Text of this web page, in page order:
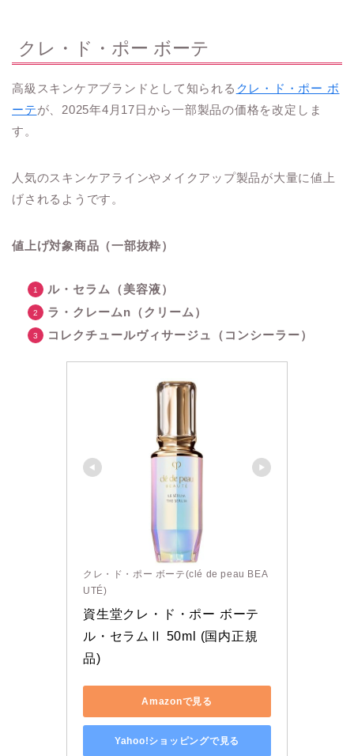
クレ・ド・ポー ボーテ
高級スキンケアブランドとして知られる クレ・ド・ポー ボ
ーテが、2025年4月17日から一部製品の価格を改定しま
す。
人気のスキンケアラインやメイクアップ製品が大量に値上
げされるようです。
値上げ対象商品 （一部抜粋）
ル・セラム（美容液）
ラ・クレームn（クリーム）
コレクチュールヴィサージュ（コンシーラー）
クレ・ド・ポー ボーテ(clé de peau BEA
UTÉ)
資生堂クレ・ド・ポー ボーテ
ル・セラムⅡ 50ml (国内正規
品)
Amazonで見る
Yahoo!ショッピングで見る